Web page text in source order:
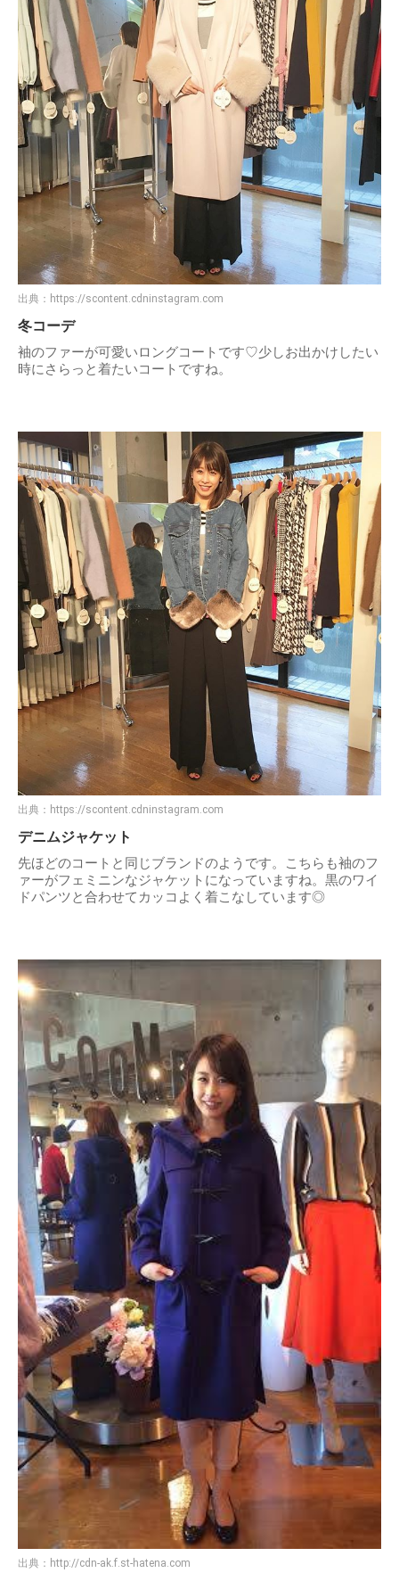
出典： https://scontent.cdninstagram.com
冬コーデ
袖のファーが可愛いロングコートです♡少しお出かけしたい
時にさらっと着たいコートですね。
出典： https://scontent.cdninstagram.com
デニムジャケット
先ほどのコートと同じブランドのようです。こちらも袖のフ
ァーがフェミニンなジャケットになっていますね。黒のワイ
ドパンツと合わせてカッコよく着こなしています◎
出典： http://cdn-ak.f.st-hatena.com